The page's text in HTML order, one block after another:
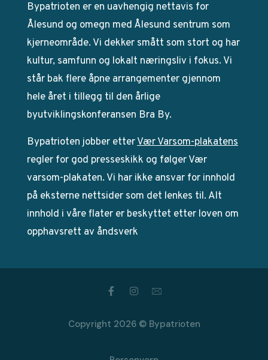
Bypatrioten er en uavhengig nettavis for
Ålesund og omegn med Ålesund sentrum som
kjerneområde. Vi dekker smått som stort og har
kultur, samfunn og lokalt næringsliv i fokus. Vi
står bak flere åpne arrangementer gjennom
hele året i tillegg til den årlige
byutviklingskonferansen Bra By.
Bypatrioten jobber etterVær Varsom-plakatens
regler for god presseskikk og følger Vær
varsom-plakaten. Vi har ikke ansvar for innhold
på eksterne nettsider som det lenkes til. Alt
innhold i våre flater er beskyttet etter loven om
opphavsrett av åndsverk
Copyright 2026 © Bypatrioten